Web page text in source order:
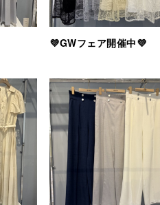
💜GWフェア開催中💜